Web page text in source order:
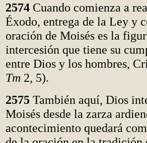
2574 Cuando comienza a
Éxodo, entrega de la Ley y
oración de Moisés es la
intercesión que tiene su
entre Dios y los hombres,
Tm 2, 5).
2575 También aquí, Dios
Moisés desde la zarza
acontecimiento quedará